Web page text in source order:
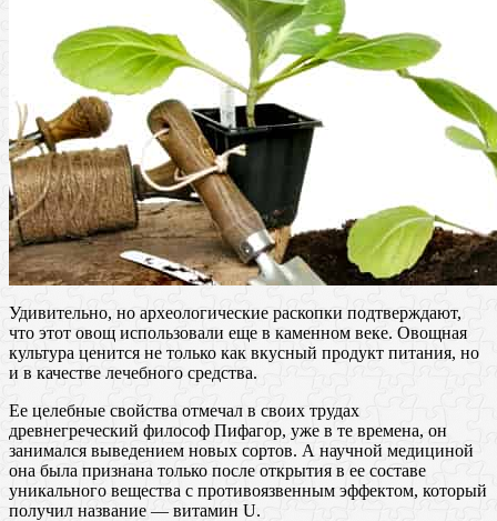
Удивительно, но археологические раскопки подтверждают,
что этот овощ использовали еще в каменном веке. Овощная
культура ценится не только как вкусный продукт питания, но
и в качестве лечебного средства.
Ее целебные свойства отмечал в своих трудах
древнегреческий философ Пифагор, уже в те времена, он
занимался выведением новых сортов. А научной медициной
она была признана только после открытия в ее составе
уникального вещества с противоязвенным эффектом, который
получил название — витамин U.